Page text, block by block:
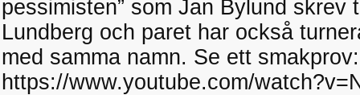
pessimisten” som Jan Bylund skrev
Lundberg och paret har också
med samma namn. Se ett smakprov:
https://www.youtube.com/